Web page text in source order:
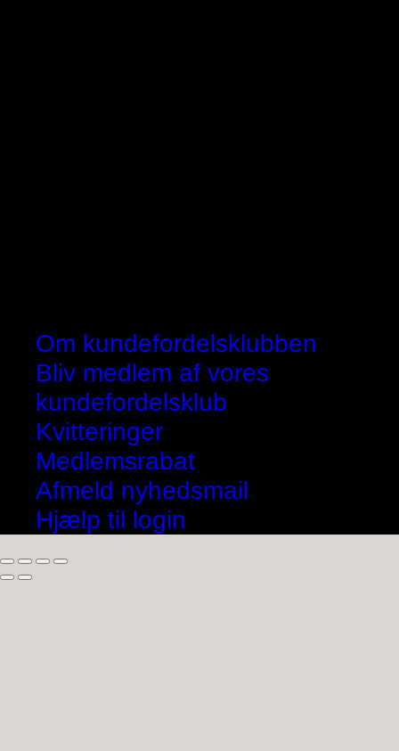
Om kundefordelsklubben
Bliv medlem af vores
kundefordelsklub
Kvitteringer
Medlemsrabat
Afmeld nyhedsmail
Hjælp til login